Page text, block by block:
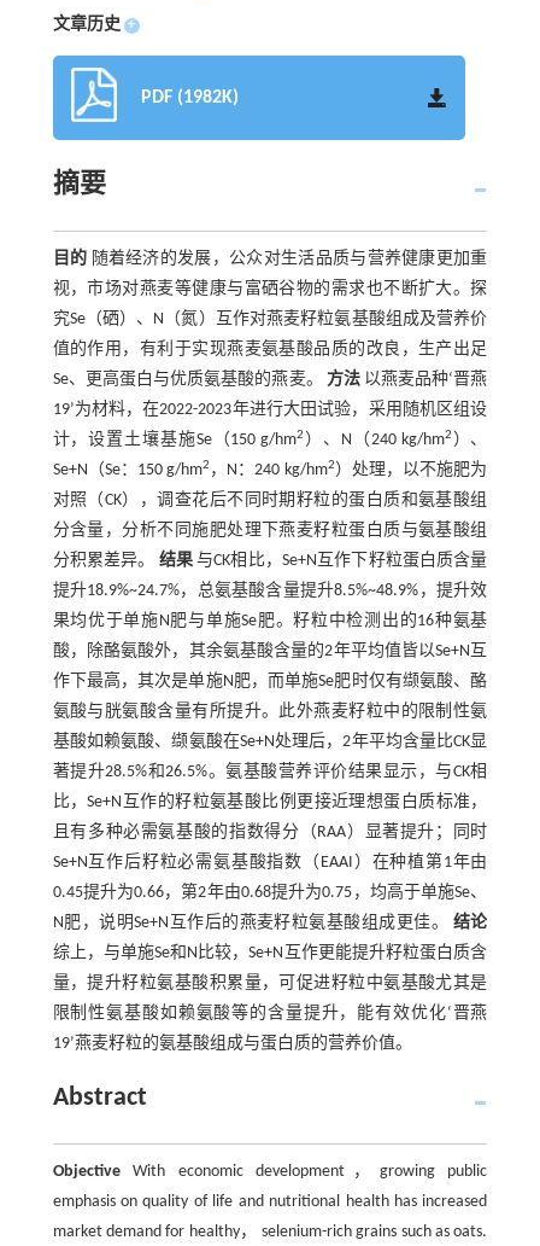
文章历史 +
PDF (1982K)
摘要
目的 随着经济的发展，公众对生活品质与营养健康更加重
视，市场对燕麦等健康与富硒谷物的需求也不断扩大。探
究Se（硒）、N（氮）互作对燕麦籽粒氨基酸组成及营养价
值的作用，有利于实现燕麦氨基酸品质的改良，生产出足
Se、更高蛋白与优质氨基酸的燕麦。 方法以燕麦品种‘晋燕
19’为材料，在2022-2023年进行大田试验，采用随机区组设
计，设置土壤基施Se（150 g/hm2 ）、N（240 kg/hm2 ）、
Se+N（Se：150 g/hm2 ，N：240 kg/hm2）处理，以不施肥为
对照（CK），调查花后不同时期籽粒的蛋白质和氨基酸组
分含量，分析不同施肥处理下燕麦籽粒蛋白质与氨基酸组
分积累差异。 结果与CK相比，Se+N互作下籽粒蛋白质含量
提升18.9%~24.7%，总氨基酸含量提升8.5%~48.9%，提升效
果均优于单施N肥与单施Se肥。籽粒中检测出的16种氨基
酸，除酪氨酸外，其余氨基酸含量的2年平均值皆以Se+N互
作下最高，其次是单施N肥，而单施Se肥时仅有缬氨酸、酪
氨酸与胱氨酸含量有所提升。此外燕麦籽粒中的限制性氨
基酸如赖氨酸、缬氨酸在Se+N处理后，2年平均含量比CK显
著提升28.5%和26.5%。氨基酸营养评价结果显示，与CK相
比，Se+N互作的籽粒氨基酸比例更接近理想蛋白质标准，
且有多种必需氨基酸的指数得分（RAA）显著提升；同时
Se+N互作后籽粒必需氨基酸指数（EAAI）在种植第1年由
0.45提升为0.66，第2年由0.68提升为0.75，均高于单施Se、
N肥，说明Se+N互作后的燕麦籽粒氨基酸组成更佳。 结论
综上，与单施Se和N比较，Se+N互作更能提升籽粒蛋白质含
量，提升籽粒氨基酸积累量，可促进籽粒中氨基酸尤其是
限制性氨基酸如赖氨酸等的含量提升，能有效优化‘晋燕
19’燕麦籽粒的氨基酸组成与蛋白质的营养价值。
Abstract
ObjectiveWith economic development，growing public
emphasis on quality of life and nutritional health has increased
market demand for healthy， selenium-rich grains such as oats.